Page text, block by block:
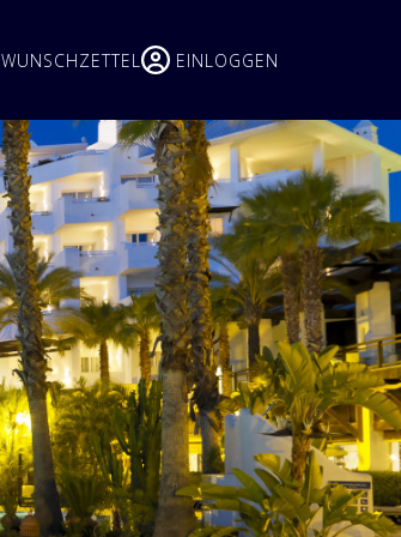
WUNSCHZETTEL EINLOGGEN